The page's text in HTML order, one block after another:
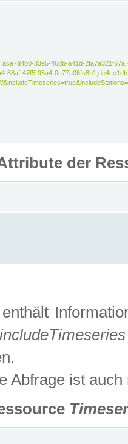
33e5-46db-a41d-
88af-47f5-95a4-
der
includeTimeseries
Abfrage ist auch